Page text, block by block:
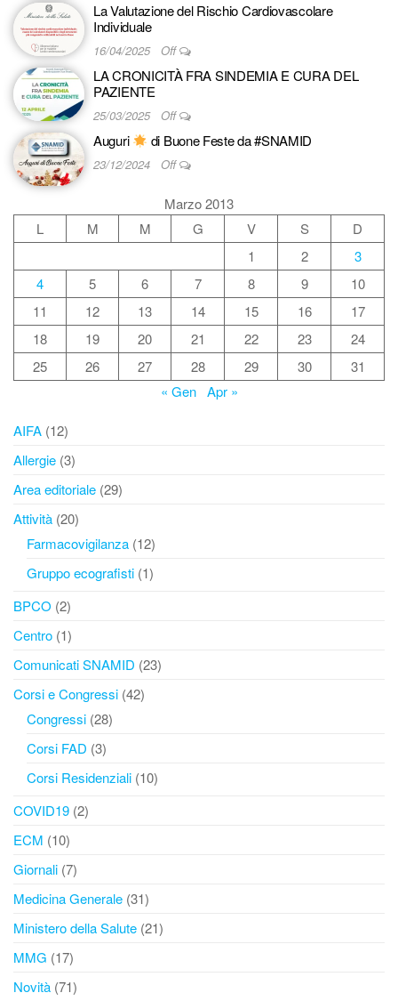
La Valutazione del Rischio Cardiovascolare
Individuale
16/04/2025 Off
LA CRONICITÀ FRA SINDEMIA E CURA DEL
PAZIENTE
25/03/2025 Off
Auguri di Buone Feste da #SNAMID
23/12/2024 Off
Marzo 2013
L
M M G V S
D
1
2
3
4
5 6 7 8 9
10
11
12 13 14 15 16
17
18
19 20 21 22 23
24
25
26 27 28 29 30
31
« Gen Apr »
AIFA (12)
Allergie (3)
Area editoriale (29)
Attività (20)
Farmacovigilanza (12)
Gruppo ecografisti (1)
BPCO (2)
Centro (1)
Comunicati SNAMID (23)
Corsi e Congressi (42)
Congressi (28)
Corsi FAD (3)
Corsi Residenziali (10)
COVID19 (2)
ECM (10)
Giornali (7)
Medicina Generale (31)
Ministero della Salute (21)
MMG (17)
Novità (71)